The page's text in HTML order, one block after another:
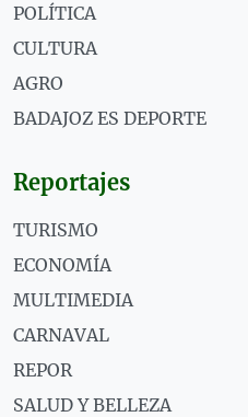
POLÍTICA
CULTURA
AGRO
BADAJOZ ES DEPORTE
Reportajes
TURISMO
ECONOMÍA
MULTIMEDIA
CARNAVAL
REPOR
SALUD Y BELLEZA